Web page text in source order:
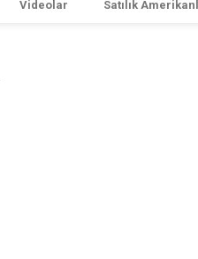
Videolar Satılık